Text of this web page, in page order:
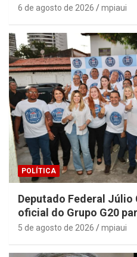
6 de agosto de 2026 mpiaui
POLÍTICA
Deputado Federal Júlio
oficial do Grupo G20
5 de agosto de 2026 mpiaui